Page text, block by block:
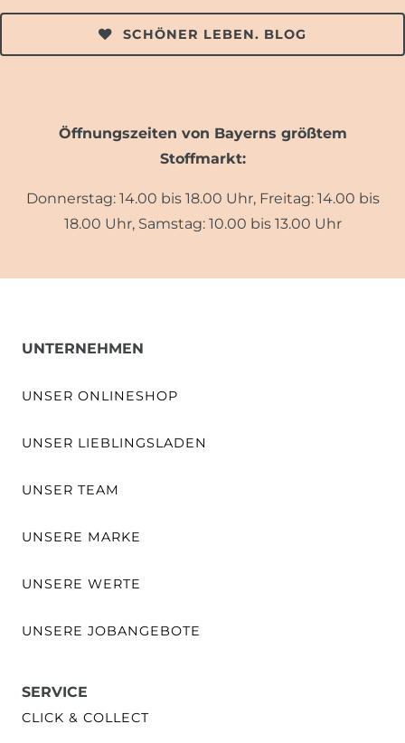
SCHÖNER LEBEN. BLOG
Öffnungszeiten von Bayerns größtem
Stoffmarkt:
Donnerstag: 14.00 bis 18.00 Uhr, Freitag: 14.00 bis
18.00 Uhr, Samstag: 10.00 bis 13.00 Uhr
UNTERNEHMEN
UNSER ONLINESHOP
UNSER LIEBLINGSLADEN
UNSER TEAM
UNSERE MARKE
UNSERE WERTE
UNSERE JOBANGEBOTE
SERVICE
CLICK & COLLECT